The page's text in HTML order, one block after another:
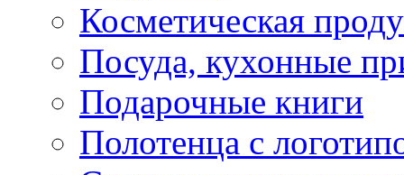
Косметическая
Посуда, кухонные
Подарочные книги
Полотенца с